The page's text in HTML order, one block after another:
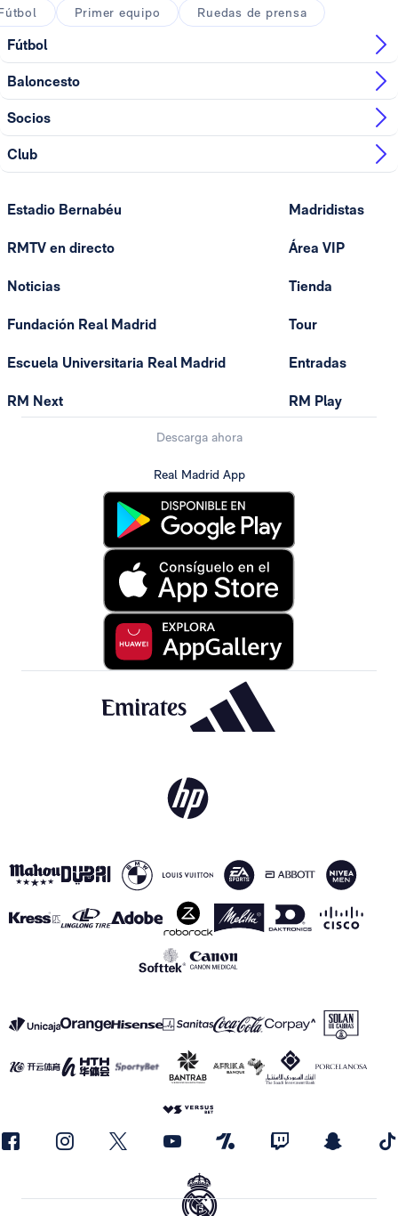
Primer equipo Ruedas de prensa
Fútbol
Baloncesto
Socios
Club
Estadio Bernabéu
RMTV en directo
Noticias
Fundación Real Madrid
Escuela Universitaria Real Madrid
RM Next
Madridistas
Área VIP
Tienda
Tour
Entradas
RM Play
Descarga ahora
Real Madrid App